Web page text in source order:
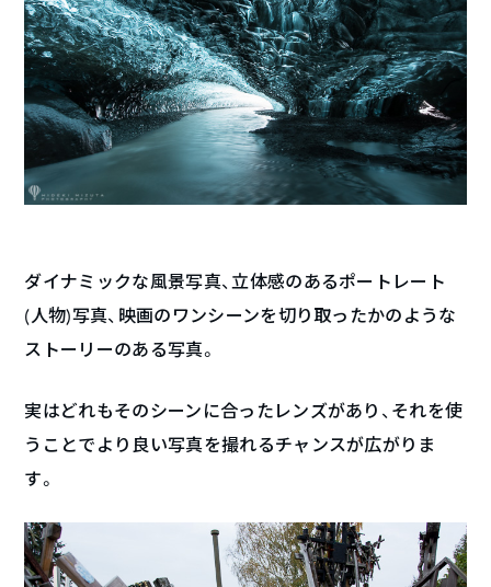
ダイナミックな風景写真、立体感のあるポートレート
(人物)写真、映画のワンシーンを切り取ったかのような
ストーリーのある写真。
実はどれもそのシーンに合ったレンズがあり、それを使
うことでより良い写真を撮れるチャンスが広がりま
す。